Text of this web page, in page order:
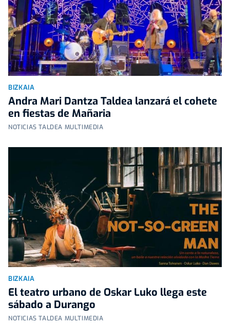
BIZKAIA
Andra Mari Dantza Taldea lanzará el cohete
en fiestas de Mañaria
NOTICIAS TALDEA MULTIMEDIA
BIZKAIA
El teatro urbano de Oskar Luko llega este
sábado a Durango
NOTICIAS TALDEA MULTIMEDIA